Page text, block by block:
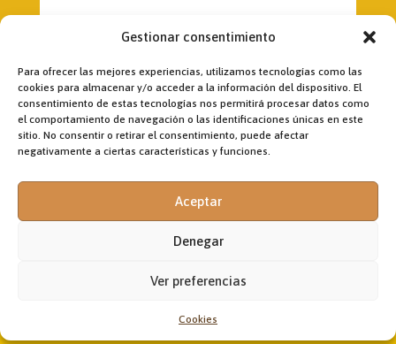
Gestionar consentimiento
Para ofrecer las mejores experiencias, utilizamos tecnologías como las
cookies para almacenar y/o acceder a la información del dispositivo. El
consentimiento de estas tecnologías nos permitirá procesar datos como
el comportamiento de navegación o las identificaciones únicas en este
sitio. No consentir o retirar el consentimiento, puede afectar
negativamente a ciertas características y funciones.
Aceptar
Denegar
Ver preferencias
Cookies
Dirección:
Fr. Jon Korta
director@laobramaxima.es
Jon Andoni Ruiz de Zárate
administrador@laobramaxima.es
José Ángel Laka